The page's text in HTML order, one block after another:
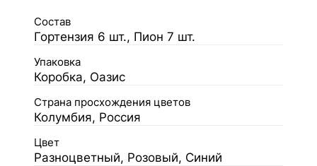
Состав
Гортензия 6 шт., Пион 7 шт.
Упаковка
Коробка, Оазис
Страна просхождения цветов
Колумбия, Россия
Цвет
Разноцветный, Розовый, Синий